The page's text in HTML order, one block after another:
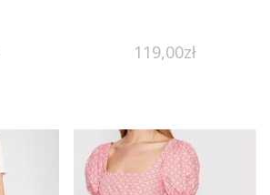
119,00zł